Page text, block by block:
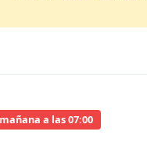
a las 07:00